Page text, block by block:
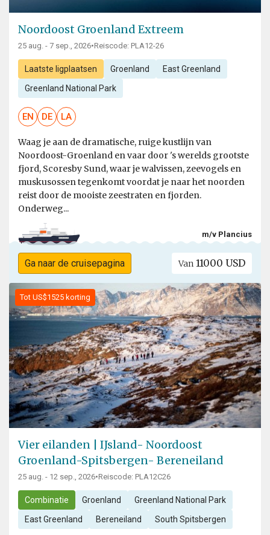
Noordoost Groenland Extreem
25 aug. - 7 sep., 2026•Reiscode: PLA12-26
Laatste ligplaatsen Groenland East Greenland
Greenland National Park
EN DE LA
Waag je aan de dramatische, ruige kustlijn van
Noordoost-Groenland en vaar door 's werelds grootste
fjord, Scoresby Sund, waar je walvissen, zeevogels en
muskusossen tegenkomt voordat je naar het noorden
reist door de mooiste zeestraten en fjorden.
Onderweg...
m/v Plancius
Ga naar de cruisepagina Van 11000 USD
Tot US$1525 korting
Vier eilanden | IJsland- Noordoost
Groenland-Spitsbergen- Bereneiland
25 aug. - 12 sep., 2026•Reiscode: PLA12C26
Combinatie Groenland Greenland National Park
East Greenland Bereneiland South Spitsbergen